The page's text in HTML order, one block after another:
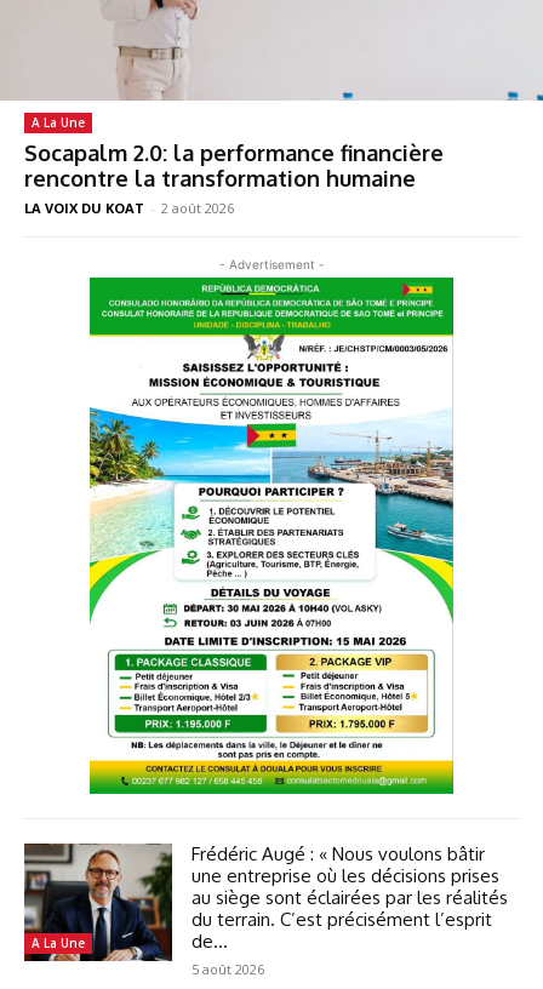
A La Une
Socapalm 2.0: la performance financière
rencontre la transformation humaine
LA VOIX DU KOAT - 2 août 2026
- Advertisement -
A La Une
Frédéric Augé : « Nous voulons bâtir
une entreprise où les décisions prises
au siège sont éclairées par les réalités
du terrain. C’est précisément l’esprit
de...
5 août 2026